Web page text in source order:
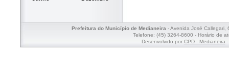
Prefeitura do Município de Medianeira- Avenida José Callegari,
Telefone: (45) 3264-8600 - Horário de
Desenvolvido por CPD - Medianeira-